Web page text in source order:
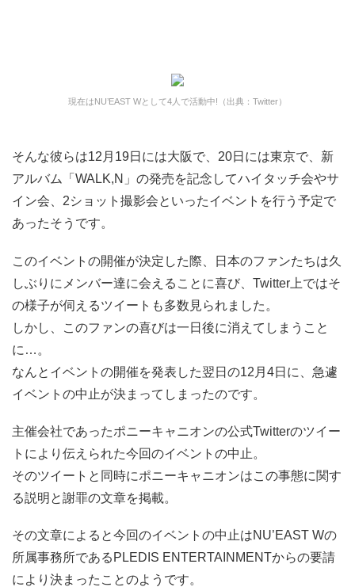
現在はNU’EAST Wとして4人で活動中!（出典：Twitter）
そんな彼らは12月19日には大阪で、20日には東京で、新
アルバム「WALK,N」の発売を記念してハイタッチ会やサ
イン会、2ショット撮影会といったイベントを行う予定で
あったそうです。
このイベントの開催が決定した際、日本のファンたちは久
しぶりにメンバー達に会えることに喜び、Twitter上ではそ
の様子が伺えるツイートも多数見られました。
しかし、このファンの喜びは一日後に消えてしまうこと
に…。
なんとイベントの開催を発表した翌日の12月4日に、急遽
イベントの中止が決まってしまったのです。
主催会社であったポニーキャニオンの公式Twitterのツイー
トにより伝えられた今回のイベントの中止。
そのツイートと同時にポニーキャニオンはこの事態に関す
る説明と謝罪の文章を掲載。
その文章によると今回のイベントの中止はNU’EAST Wの
所属事務所であるPLEDIS ENTERTAINMENTからの要請
により決まったことのようです。